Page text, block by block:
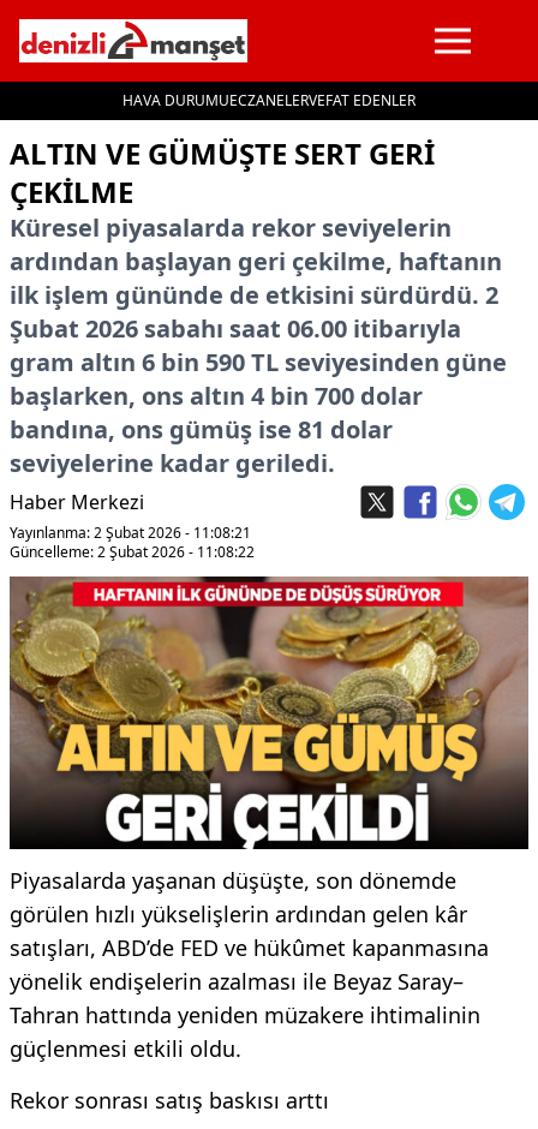
HAVA DURUMUECZANELERVEFAT EDENLER
ALTIN VE GÜMÜŞTE SERT GERI
ÇEKILME
Küresel piyasalarda rekor seviyelerin
ardından başlayan geri çekilme, haftanın
ilk işlem gününde de etkisini sürdürdü. 2
Şubat 2026 sabahı saat 06.00 itibarıyla
gram altın 6 bin 590 TL seviyesinden güne
başlarken, ons altın 4 bin 700 dolar
bandına, ons gümüş ise 81 dolar
seviyelerine kadar geriledi.
Haber Merkezi
Yayınlanma: 2 Şubat 2026 - 11:08:21
Güncelleme: 2 Şubat 2026 - 11:08:22
Piyasalarda yaşanan düşüşte, son dönemde
görülen hızlı yükselişlerin ardından gelen kâr
satışları, ABD’de FED ve hükûmet kapanmasına
yönelik endişelerin azalması ile Beyaz Saray–
Tahran hattında yeniden müzakere ihtimalinin
güçlenmesi etkili oldu.
Rekor sonrası satış baskısı arttı